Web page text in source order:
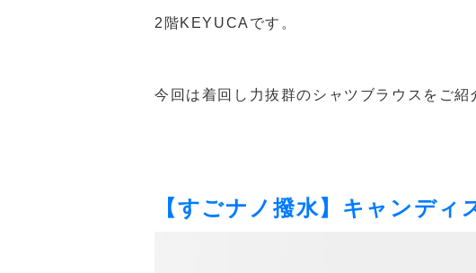
2階KEYUCAです。
今回は着回し力抜群のシャツブラウスをご紹
【すごナノ撥水】キャンディ